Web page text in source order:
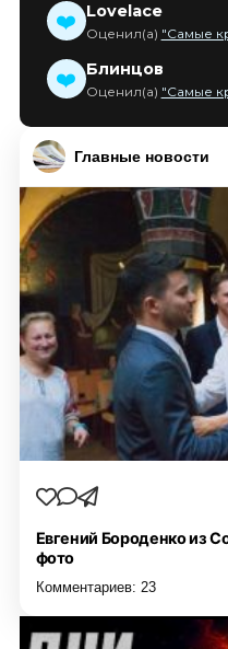
❤️ Lovelace
Оценил(а) "Самые
❤️ Блинцов
Оценил(а) "Самые
Главные новости
Евгений Бороденко из
фото
Комментариев: 23